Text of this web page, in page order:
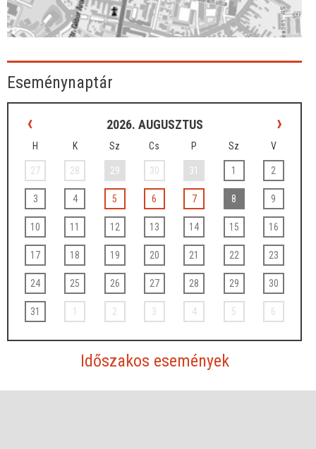
Eseménynaptár
‹ 2026. AUGUSZTUS ›
H K Sz Cs P Sz V
27 28 29 30 31 1 2
3 4 5 6 7 8 9
10 11 12 13 14 15 16
17 18 19 20 21 22 23
24 25 26 27 28 29 30
31 1 2 3 4 5 6
Időszakos események